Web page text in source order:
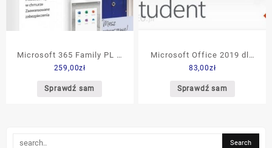
Microsoft 365 Family PL –
licencja na rok (6GQ01161)
259,00zł
Sprawdź sam
Microsoft Office 2019 dla
Użytkowników Domowych i
Uczniów
83,00zł
Sprawdź sam